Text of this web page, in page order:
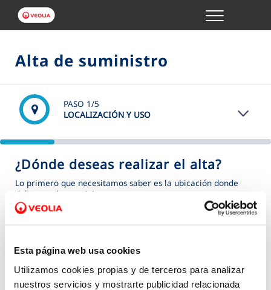
Esta página web usa cookies
Utilizamos cookies propias y de terceros para analizar
nuestros servicios y mostrarte publicidad relacionada
Menu
TU SERVICIO
VER TODAS LAS GESTIONES
VER TODAS LAS GESTIONES
VER TODAS LAS GESTIONES
Alta de suministro
PASO 1/5
LOCALIZACIÓN Y USO
¿Dónde deseas realizar el alta?
Lo primero que necesitamos saber es la ubicación donde
debemos dar servicio.
(*) Campos obligatorios
Código postal*